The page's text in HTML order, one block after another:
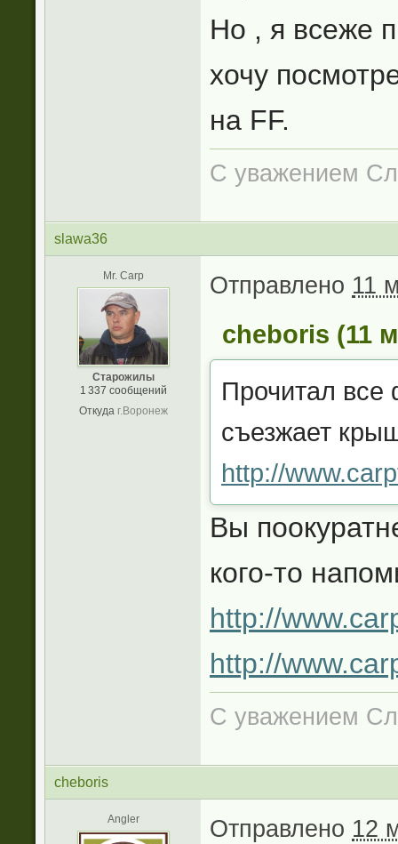
Но , я всеже
хочу
на FF.
С уважением
slawa36
Mr. Carp
Старожилы
1 337 сообщений
Откуда г.Воронеж
Отправлено 11
cheboris (11
Прочитал
съезжает
http://
Вы
кого-то
http://
http://
С уважением
cheboris
Angler Отправлено 12